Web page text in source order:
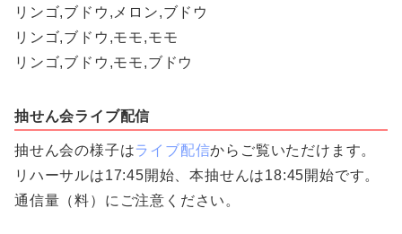
リンゴ,ブドウ,メロン,ブドウ
リンゴ,ブドウ,モモ,モモ
リンゴ,ブドウ,モモ,ブドウ
抽せん会ライブ配信
抽せん会の様子はライブ配信からご覧いただけます。
リハーサルは17:45開始、本抽せんは18:45開始です。
通信量（料）にご注意ください。